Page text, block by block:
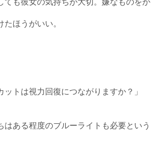
ほうがいい。
ットは視力回復につながりますか？」
ある程度のブルーライトも必要という